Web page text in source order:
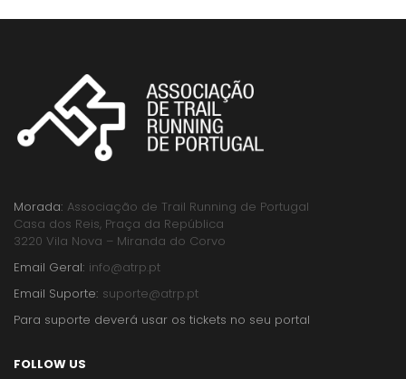
Morada: Associação de Trail Running de Portugal
Casa dos Reis, Praça da República
3220 Vila Nova – Miranda do Corvo
Email Geral: info@atrp.pt
Email Suporte: suporte@atrp.pt
Para suporte deverá usar os tickets no seu portal
FOLLOW US